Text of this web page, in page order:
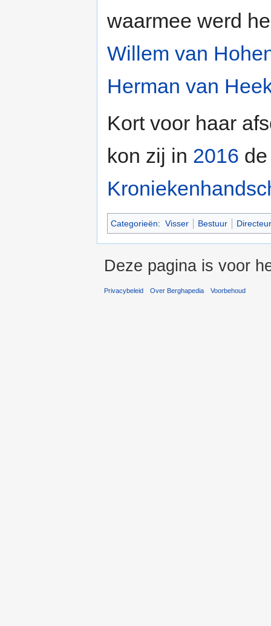
waarmee werd
Willem van
Herman van
Kort voor haar
kon zij in 2016
Categorieën: Visser Bestuur
Deze pagina is voor
Privacybeleid Over Berghapedia Voorbehoud